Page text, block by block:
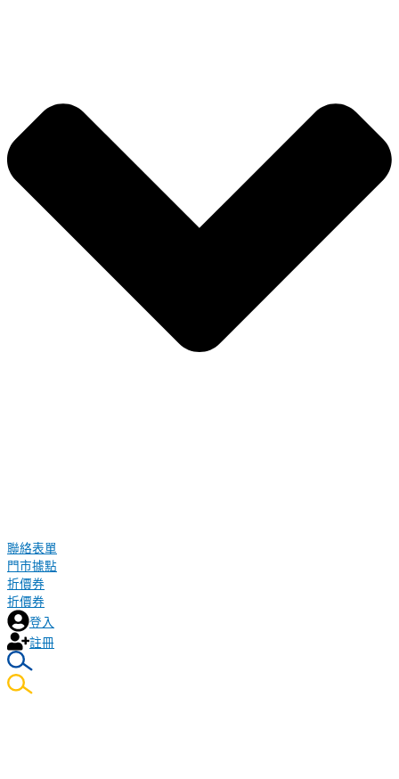
聯絡表單
門市據點
折價券
折價券
登入
註冊